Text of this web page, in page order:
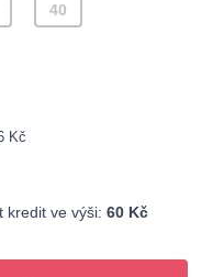
40
Kč
kredit ve výši: 60 Kč